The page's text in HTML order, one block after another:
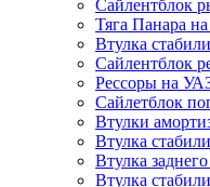
Сайлентблок
Тяга Панара
Втулка
Сайлентблок
Рессоры на
Сайлетблок
Втулки
Втулка
Втулка
Втулка